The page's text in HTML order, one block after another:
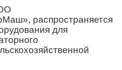
распространяется
для